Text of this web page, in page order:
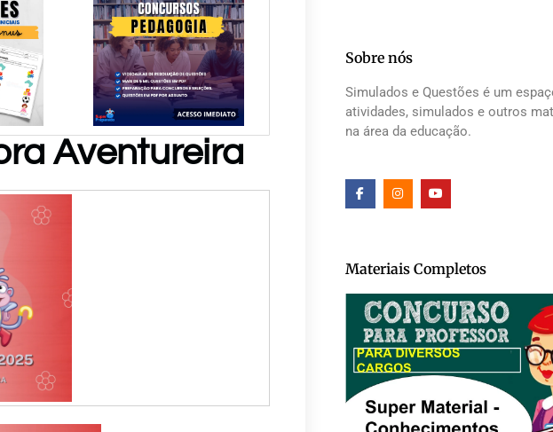
Aventureira
Sobre nós
Simulados e Questões é um
atividades, simulados e outros
na área da educação.
Materiais Completos